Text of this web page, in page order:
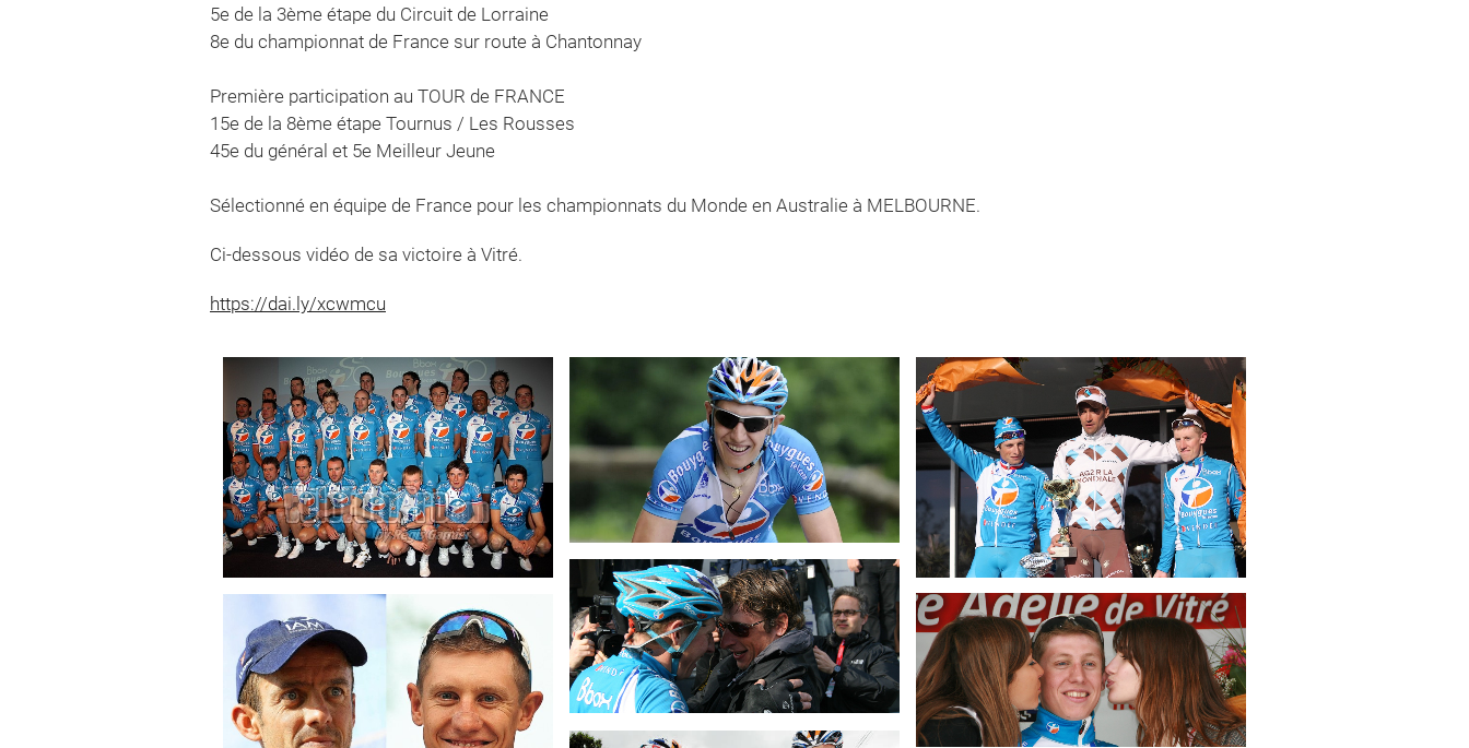
5e de la 3ème étape du Circuit de Lorraine
8e du championnat de France sur route à Chantonnay
Première participation au TOUR de FRANCE
15e de la 8ème étape Tournus / Les Rousses
45e du général et 5e Meilleur Jeune
Sélectionné en équipe de France pour les championnats du Monde en Australie à MELBOURNE.
Ci-dessous vidéo de sa victoire à Vitré.
https://dai.ly/xcwmcu